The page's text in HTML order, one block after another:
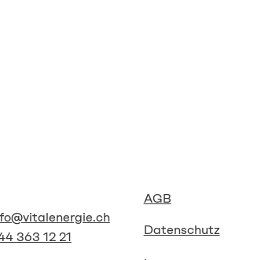
363 12 21
AGB
Datenschutz